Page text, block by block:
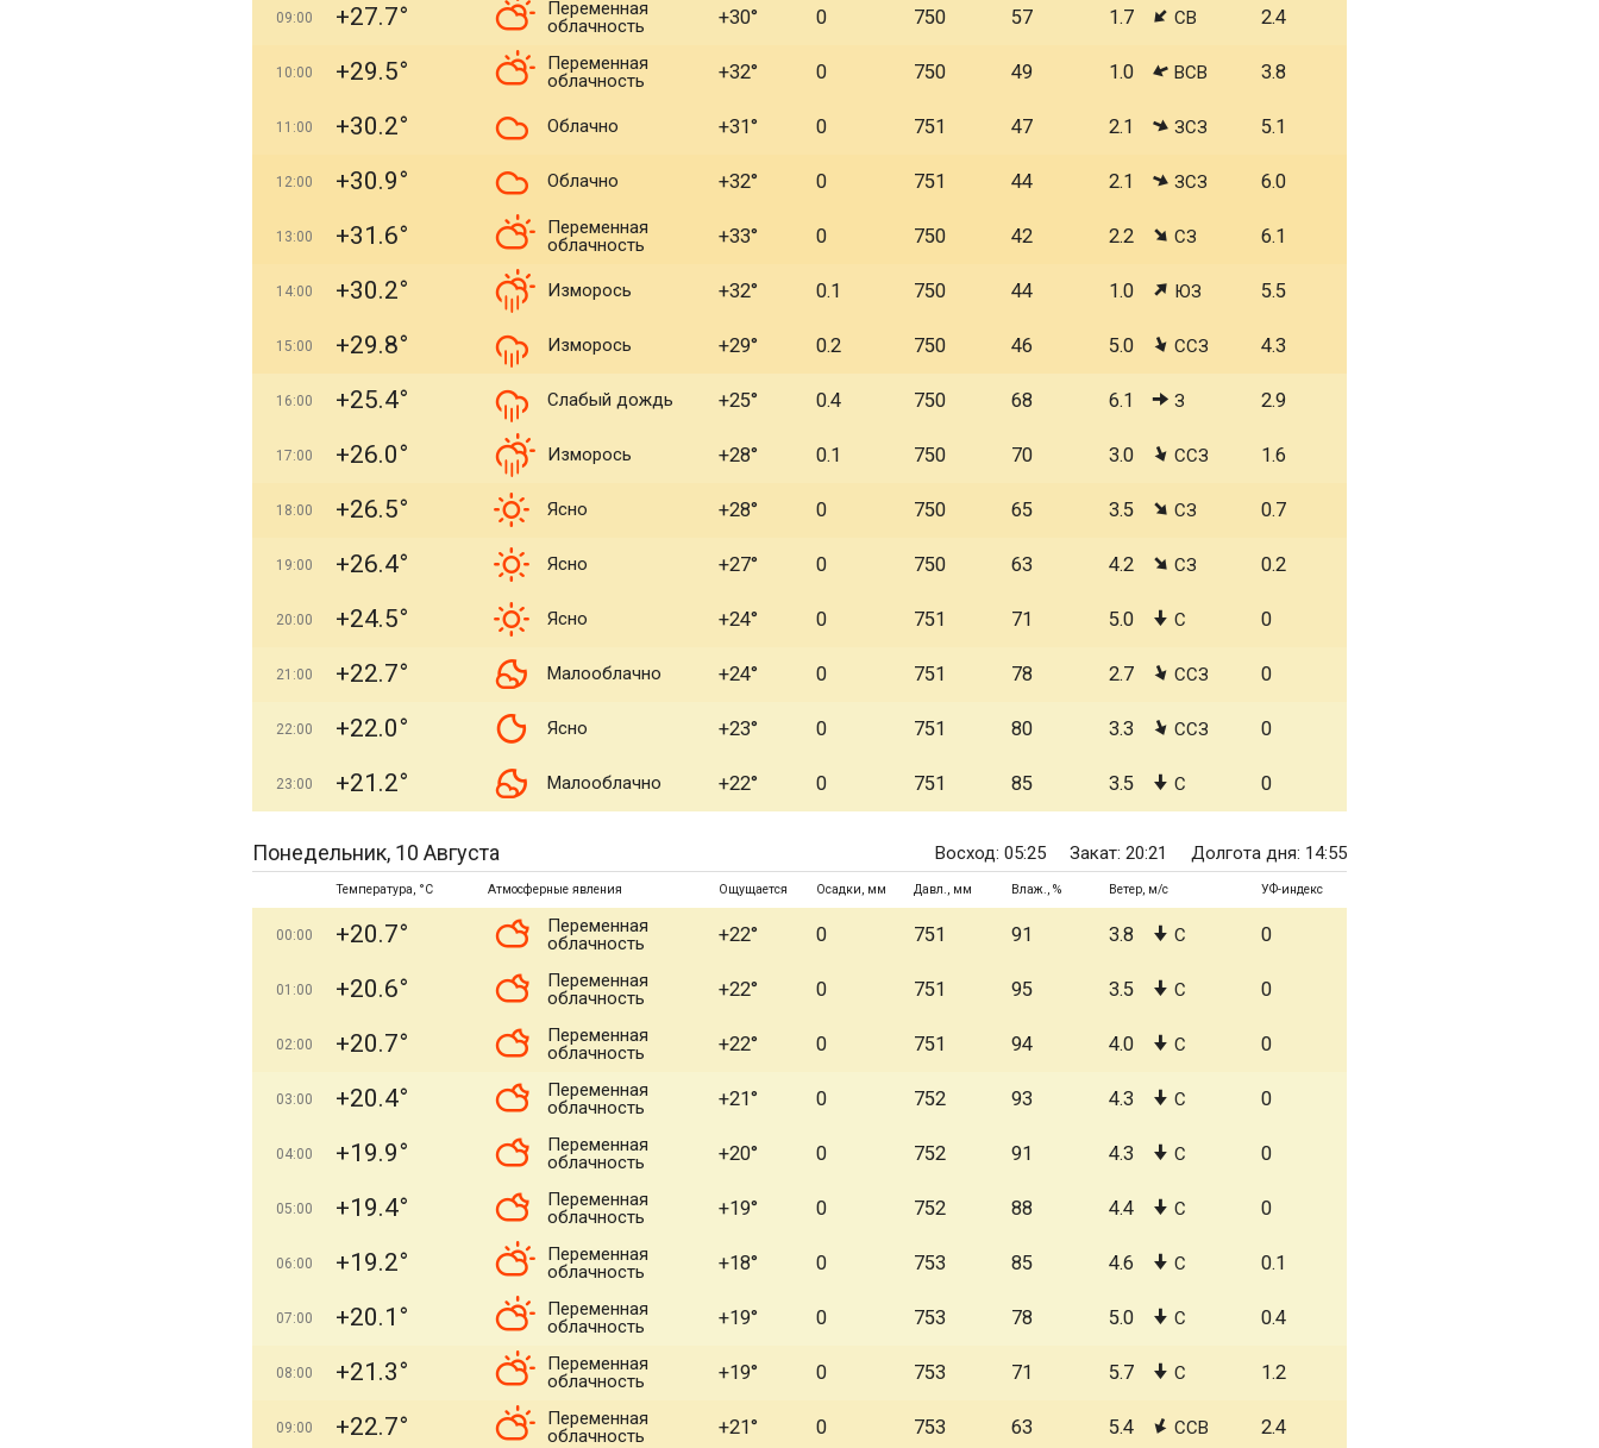
09:00 +27.7°
Переменная
облачность
+30° 0 750 57 1.7 СВ 2.4
10:00 +29.5°
Переменная
облачность
+32° 0 750 49 1.0 ВСВ 3.8
11:00 +30.2° Облачно +31° 0 751 47 2.1 ЗСЗ 5.1
12:00 +30.9° Облачно +32° 0 751 44 2.1 ЗСЗ 6.0
13:00 +31.6°
Переменная
облачность
+33° 0 750 42 2.2 СЗ 6.1
14:00 +30.2° Изморось +32° 0.1 750 44 1.0 ЮЗ 5.5
15:00 +29.8° Изморось +29° 0.2 750 46 5.0 ССЗ 4.3
16:00 +25.4° Слабый дождь +25° 0.4 750 68 6.1 З 2.9
17:00 +26.0° Изморось +28° 0.1 750 70 3.0 ССЗ 1.6
18:00 +26.5° Ясно +28° 0 750 65 3.5 СЗ 0.7
19:00 +26.4° Ясно +27° 0 750 63 4.2 СЗ 0.2
20:00 +24.5° Ясно +24° 0 751 71 5.0 С 0
21:00 +22.7° Малооблачно +24° 0 751 78 2.7 ССЗ 0
22:00 +22.0° Ясно +23° 0 751 80 3.3 ССЗ 0
23:00 +21.2° Малооблачно +22° 0 751 85 3.5 С 0
Понедельник, 10 Августа Восход: 05:25 Закат: 20:21 Долгота дня: 14:55
Температура, °C Атмосферные явления Ощущается Осадки, мм Давл., мм Влаж., % Ветер, м/с УФ-индекс
00:00 +20.7°
Переменная
облачность
+22° 0 751 91 3.8 С 0
01:00 +20.6°
Переменная
облачность
+22° 0 751 95 3.5 С 0
02:00 +20.7°
Переменная
облачность
+22° 0 751 94 4.0 С 0
03:00 +20.4°
Переменная
облачность
+21° 0 752 93 4.3 С 0
04:00 +19.9°
Переменная
облачность
+20° 0 752 91 4.3 С 0
05:00 +19.4°
Переменная
облачность
+19° 0 752 88 4.4 С 0
06:00 +19.2°
Переменная
облачность
+18° 0 753 85 4.6 С 0.1
07:00 +20.1°
Переменная
облачность
+19° 0 753 78 5.0 С 0.4
08:00 +21.3°
Переменная
облачность
+19° 0 753 71 5.7 С 1.2
09:00 +22.7°
Переменная
облачность
+21° 0 753 63 5.4 ССВ 2.4